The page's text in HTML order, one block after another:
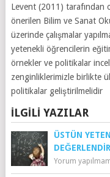
Levent (2011) tarafından
önerilen Bilim ve Sanat
üzerinde çalışmalar
yetenekli öğrencilerin
örnekler ve politikalar
zenginliklerimizle birlikte
politikalar geliştirilmelidir
İLGILI YAZILAR
ÜSTÜN
Yorum